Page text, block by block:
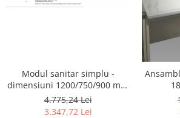
Modul sanitar simplu -
dimensiuni 1200/750/900 mm
pe structura metalica
4.775,24 Lei
3.347,72 Lei